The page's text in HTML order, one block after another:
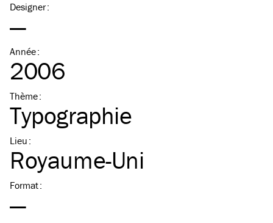
Designer:
—
Année:
2006
Thème:
Typographie
Lieu :
Royaume-Uni
Format:
—